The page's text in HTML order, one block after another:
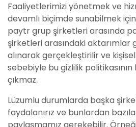
Faaliyetlerimizi yönetmek ve
devamlı biçimde sunabilmek
paytr grup şirketleri arasında
şirketleri arasındaki aktarımlar
alınarak gerçekleştirilir ve
sebebiyle bu gizlilik politikasının
çıkmaz.
Lüzumlu durumlarda başka
faydalanırız ve bunlardan